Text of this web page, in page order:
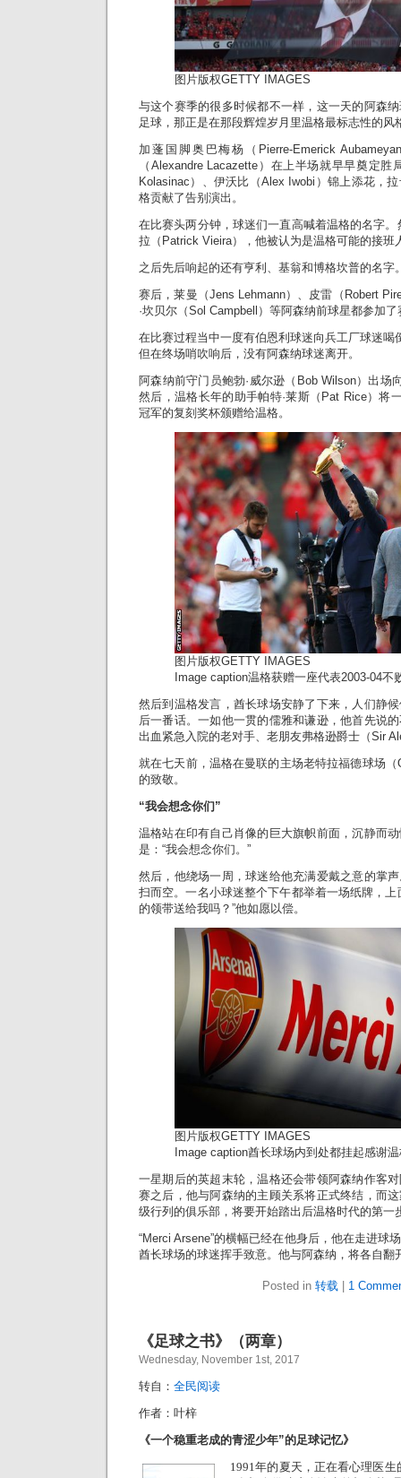
图片版权GETTY IMAGES
与这个赛季的很多时候都不一样，这一天的阿森
足球，那正是在那段辉煌岁月里温格最标志性的风
加蓬国脚奥巴梅杨（Pierre-Emerick
（Alexandre Lacazette）在上半场就早早奠定胜
Kolasinac）、伊沃比（Alex Iwobi）锦上添花，
格贡献了告别演出。
在比赛头两分钟，球迷们一直高喊着温格的名字。
拉（Patrick Vieira），他被认为是温格可能的接班
之后先后响起的还有亨利、基翁和博格坎普的名字
赛后，莱曼（Jens Lehmann）、皮雷（Robert
·坎贝尔（Sol Campbell）等阿森纳前球星都参加
在比赛过程当中一度有伯恩利球迷向兵工厂球迷
但在终场哨吹响后，没有阿森纳球迷离开。
阿森纳前守门员鲍勃·威尔逊（Bob Wilson）出场
然后，温格长年的助手帕特·莱斯（Pat Rice）将
冠军的复刻奖杯颁赠给温格。
图片版权GETTY IMAGES
Image caption温格获赠一座代表2003-04不
然后到温格发言，酋长球场安静了下来，人们静
后一番话。一如他一贯的儒雅和谦逊，他首先说
出血紧急入院的老对手、老朋友弗格逊爵士（Sir
就在七天前，温格在曼联的主场老特拉福德球场
的致敬。
“我会想念你们”
温格站在印有自己肖像的巨大旗帜前面，沉静而
是：“我会想念你们。”
然后，他绕场一周，球迷给他充满爱戴之意的掌
扫而空。一名小球迷整个下午都举着一场纸牌，上
的领带送给我吗？”他如愿以偿。
图片版权GETTY IMAGES
Image caption酋长球场内到处都挂起感谢
一星期后的英超末轮，温格还会带领阿森纳作客
赛之后，他与阿森纳的主顾关系将正式终结，而
级行列的俱乐部，将要开始踏出后温格时代的第一
“Merci Arsene”的横幅已经在他身后，他在走进球
酋长球场的球迷挥手致意。他与阿森纳，将各自翻
Posted in 转载 1
《足球之书》（两章）
Wednesday, November 1st, 2017
转自： 全民阅读
作者：叶梓
《一个稳重老成的青涩少年”的足球记忆》
1991年的夏天，正在看心理医